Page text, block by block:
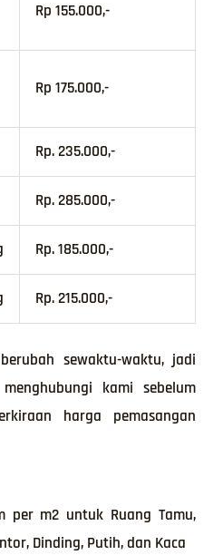
Rp 155.000,-
Rp 175.000,-
Rp. 235.000,-
Rp. 285.000,-
Rp. 185.000,-
Rp. 215.000,-
sewaktu-waktu, jadi
kami sebelum
harga pemasangan
per m2 untuk Ruang Tamu,
Dinding, Putih, dan Kaca